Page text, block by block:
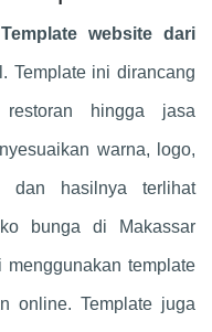
Template website dari
Template ini dirancang
hingga jasa
warna, logo,
dan hasilnya terlihat
bunga di Makassar
template
online. Template juga